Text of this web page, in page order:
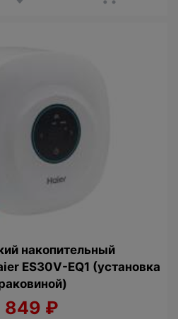
накопительный
ES30V-EQ1 (установка
849 ₽